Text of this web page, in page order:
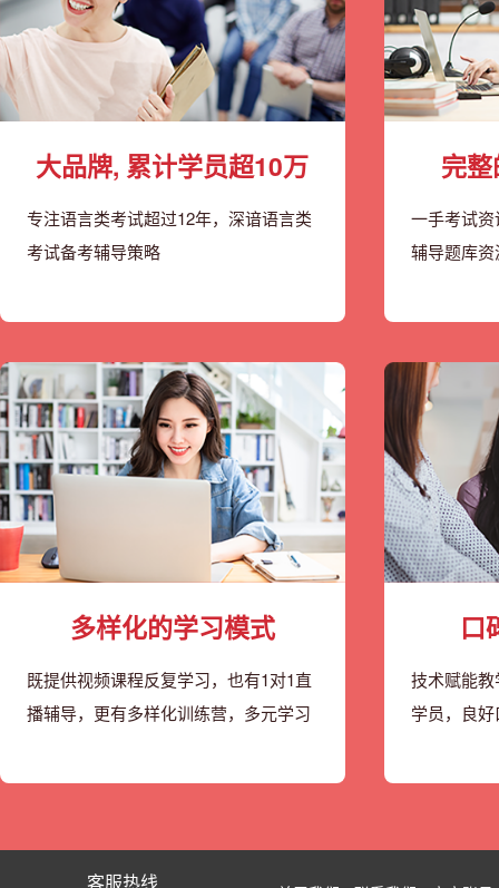
大品牌, 累计学员超10万
专注语言类考试超过12年，深谙语言类
考试备考辅导策略
完
一手考试
辅导题库
多样化的学习模式
既提供视频课程反复学习，也有1对1直
播辅导，更有多样化训练营，多元学习
口
技术赋能
学员，良
客服热线